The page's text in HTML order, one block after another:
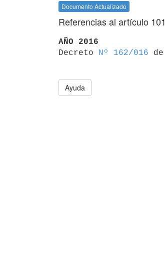
Documento Actualizado
Referencias al artículo 101
AÑO 2016
Decreto
Nº 162/016
Ayuda